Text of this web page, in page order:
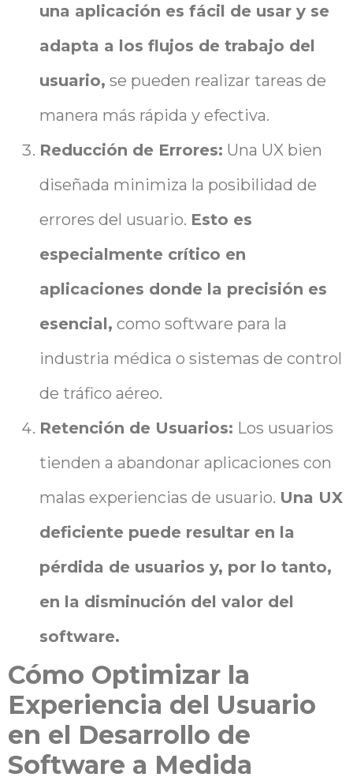
una aplicación es fácil de usar y se
adapta a los flujos de trabajo del
usuario, se pueden realizar tareas de
manera más rápida y efectiva.
Reducción de Errores: Una UX bien
diseñada minimiza la posibilidad de
errores del usuario. Esto es
especialmente crítico en
aplicaciones donde la precisión es
esencial, como software para la
industria médica o sistemas de control
de tráfico aéreo.
Retención de Usuarios: Los usuarios
tienden a abandonar aplicaciones con
malas experiencias de usuario. Una UX
deficiente puede resultar en la
pérdida de usuarios y, por lo tanto,
en la disminución del valor del
software.
Cómo Optimizar la
Experiencia del Usuario
en el Desarrollo de
Software a Medida